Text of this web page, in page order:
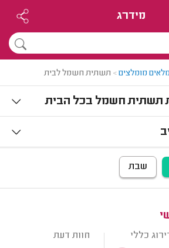
מידרג
מומלצים> תשתית חשמל לבית
תשתית חשמל בכל הבית
שבת
כללי חוות דעת